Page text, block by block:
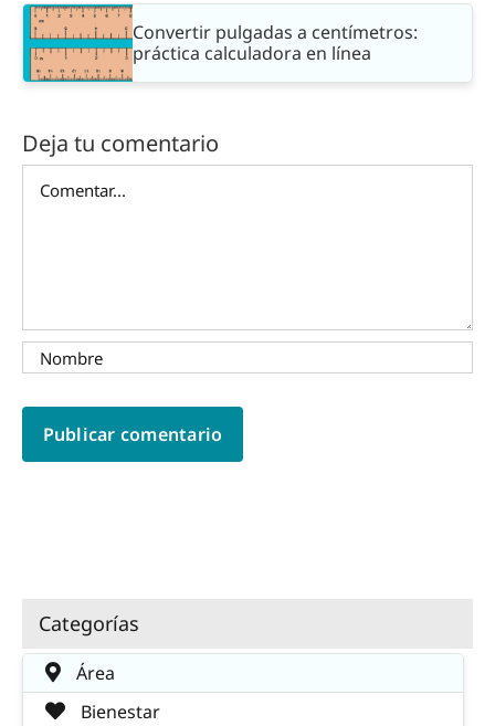
Convertir pulgadas a centímetros:
práctica calculadora en línea
Deja tu comentario
Categorías
Área
Bienestar